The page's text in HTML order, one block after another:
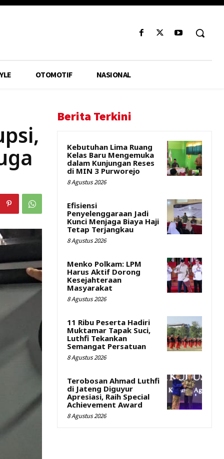
OTOMOTIF NASIONAL
Berita Terkini
Kebutuhan Lima Ruang
Kelas Baru Mengemuka
dalam Kunjungan Reses
di MIN 3 Purworejo
8 Agustus 2026
Efisiensi
Penyelenggaraan Jadi
Kunci Menjaga Biaya Haji
Tetap Terjangkau
8 Agustus 2026
Menko Polkam: LPM
Harus Aktif Dorong
Kesejahteraan
Masyarakat
8 Agustus 2026
11 Ribu Peserta Hadiri
Muktamar Tapak Suci,
Luthfi Tekankan
Semangat Persatuan
8 Agustus 2026
Terobosan Ahmad Luthfi
di Jateng Diguyur
Apresiasi, Raih Special
Achievement Award
8 Agustus 2026